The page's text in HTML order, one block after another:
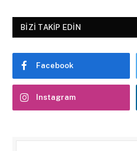
BIZI TAKIP EDIN
Facebook
Instagram